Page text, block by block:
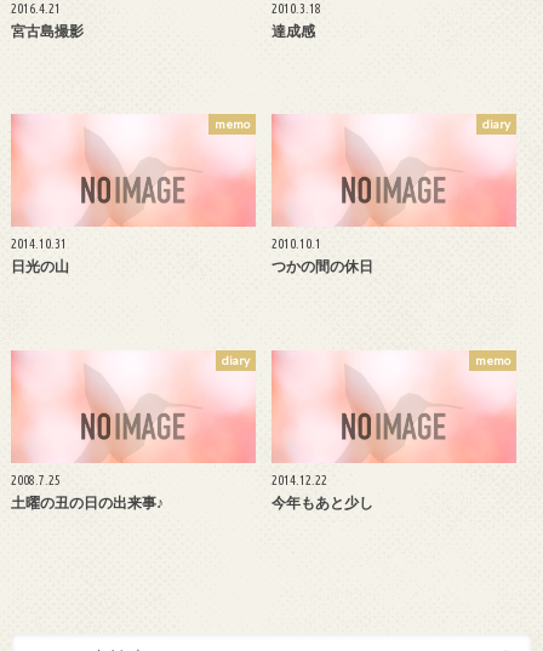
2016.4.21
宮古島撮影
2010.3.18
達成感
memo
2014.10.31
日光の山
diary
2010.10.1
つかの間の休日
diary
2008.7.25
土曜の丑の日の出来事♪
memo
2014.12.22
今年もあと少し